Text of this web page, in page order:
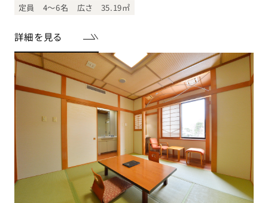
定員 4〜6名 広さ 35.19㎡
詳細を見る